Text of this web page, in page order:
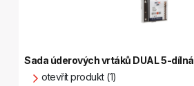
Sada úderových vrtáků DUAL 5-dílná
otevřít produkt (1)